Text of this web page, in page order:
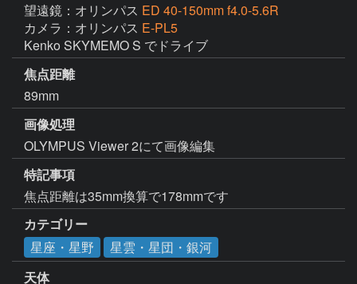
望遠鏡：オリンパス ED 40-150mm f4.0-5.6R
カメラ：オリンパス E-PL5
Kenko SKYMEMO S でドライブ
焦点距離
89mm
画像処理
OLYMPUS Viewer 2にて画像編集
特記事項
焦点距離は35mm換算で178mmです
カテゴリー
星座・星野
星雲・星団・銀河
天体